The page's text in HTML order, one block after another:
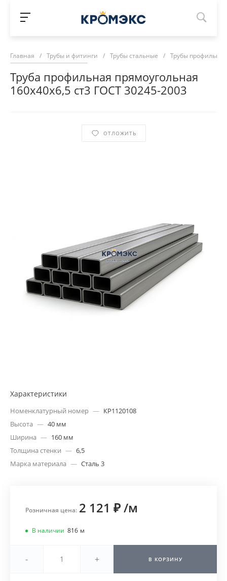
Главная / Трубы и фитинги / Трубы стальные / Трубы
Труба профильная прямоугольная
160х40х6,5 ст3 ГОСТ 30245-2003
ОТЛОЖИТЬ
Характеристики
Номенклатурный номер — КР1120108
Высота — 40 мм
Ширина — 160 мм
Толщина стенки — 6,5
Марка материала — Сталь 3
Розничная цена: 2 121 ₽/м
В наличии 816 м
- + В КОРЗИНУ